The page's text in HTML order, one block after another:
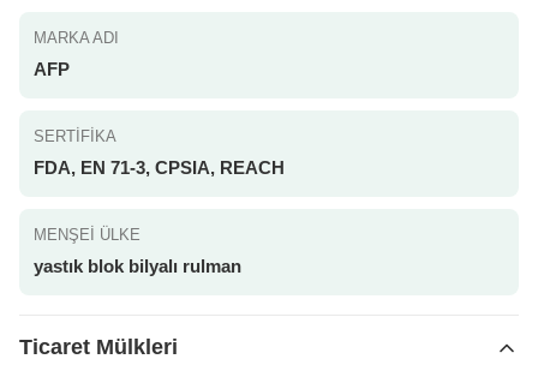
MARKA ADI
AFP
SERTIFIKA
FDA, EN 71-3, CPSIA, REACH
MENŞEI ÜLKE
yastık blok bilyalı rulman
Ticaret Mülkleri